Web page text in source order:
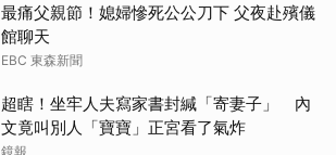
最痛父親節！媳婦慘死公公刀下 父夜赴殯儀
館聊天
EBC 東森新聞
超瞎！坐牢人夫寫家書封緘「寄妻子」 內
文竟叫別人「寶寶」正宮看了氣炸
鏡報